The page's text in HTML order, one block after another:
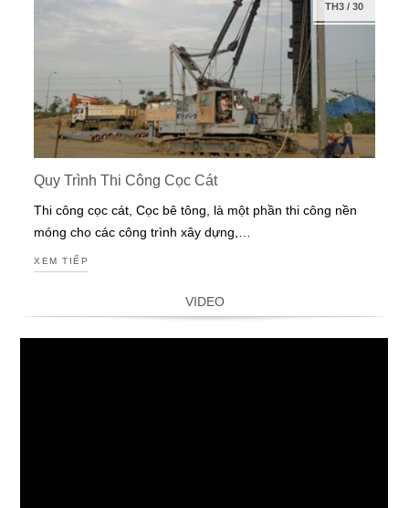
TH3/ 30
Quy Trình Thi Công Cọc Cát
Thi công cọc cát, Cọc bê tông, là một phần thi công nền
móng cho các công trình xây dựng,…
XEM TIẾP
VIDEO